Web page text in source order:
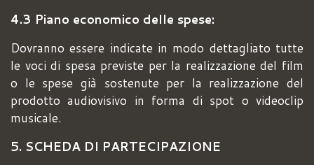
4.3 Piano economico delle spese:
Dovranno essere indicate in modo dettagliato tutte
le voci di spesa previste per la realizzazione del film
o le spese già sostenute per la realizzazione del
prodotto audiovisivo in forma di spot o videoclip
musicale.
5. SCHEDA DI PARTECIPAZIONE